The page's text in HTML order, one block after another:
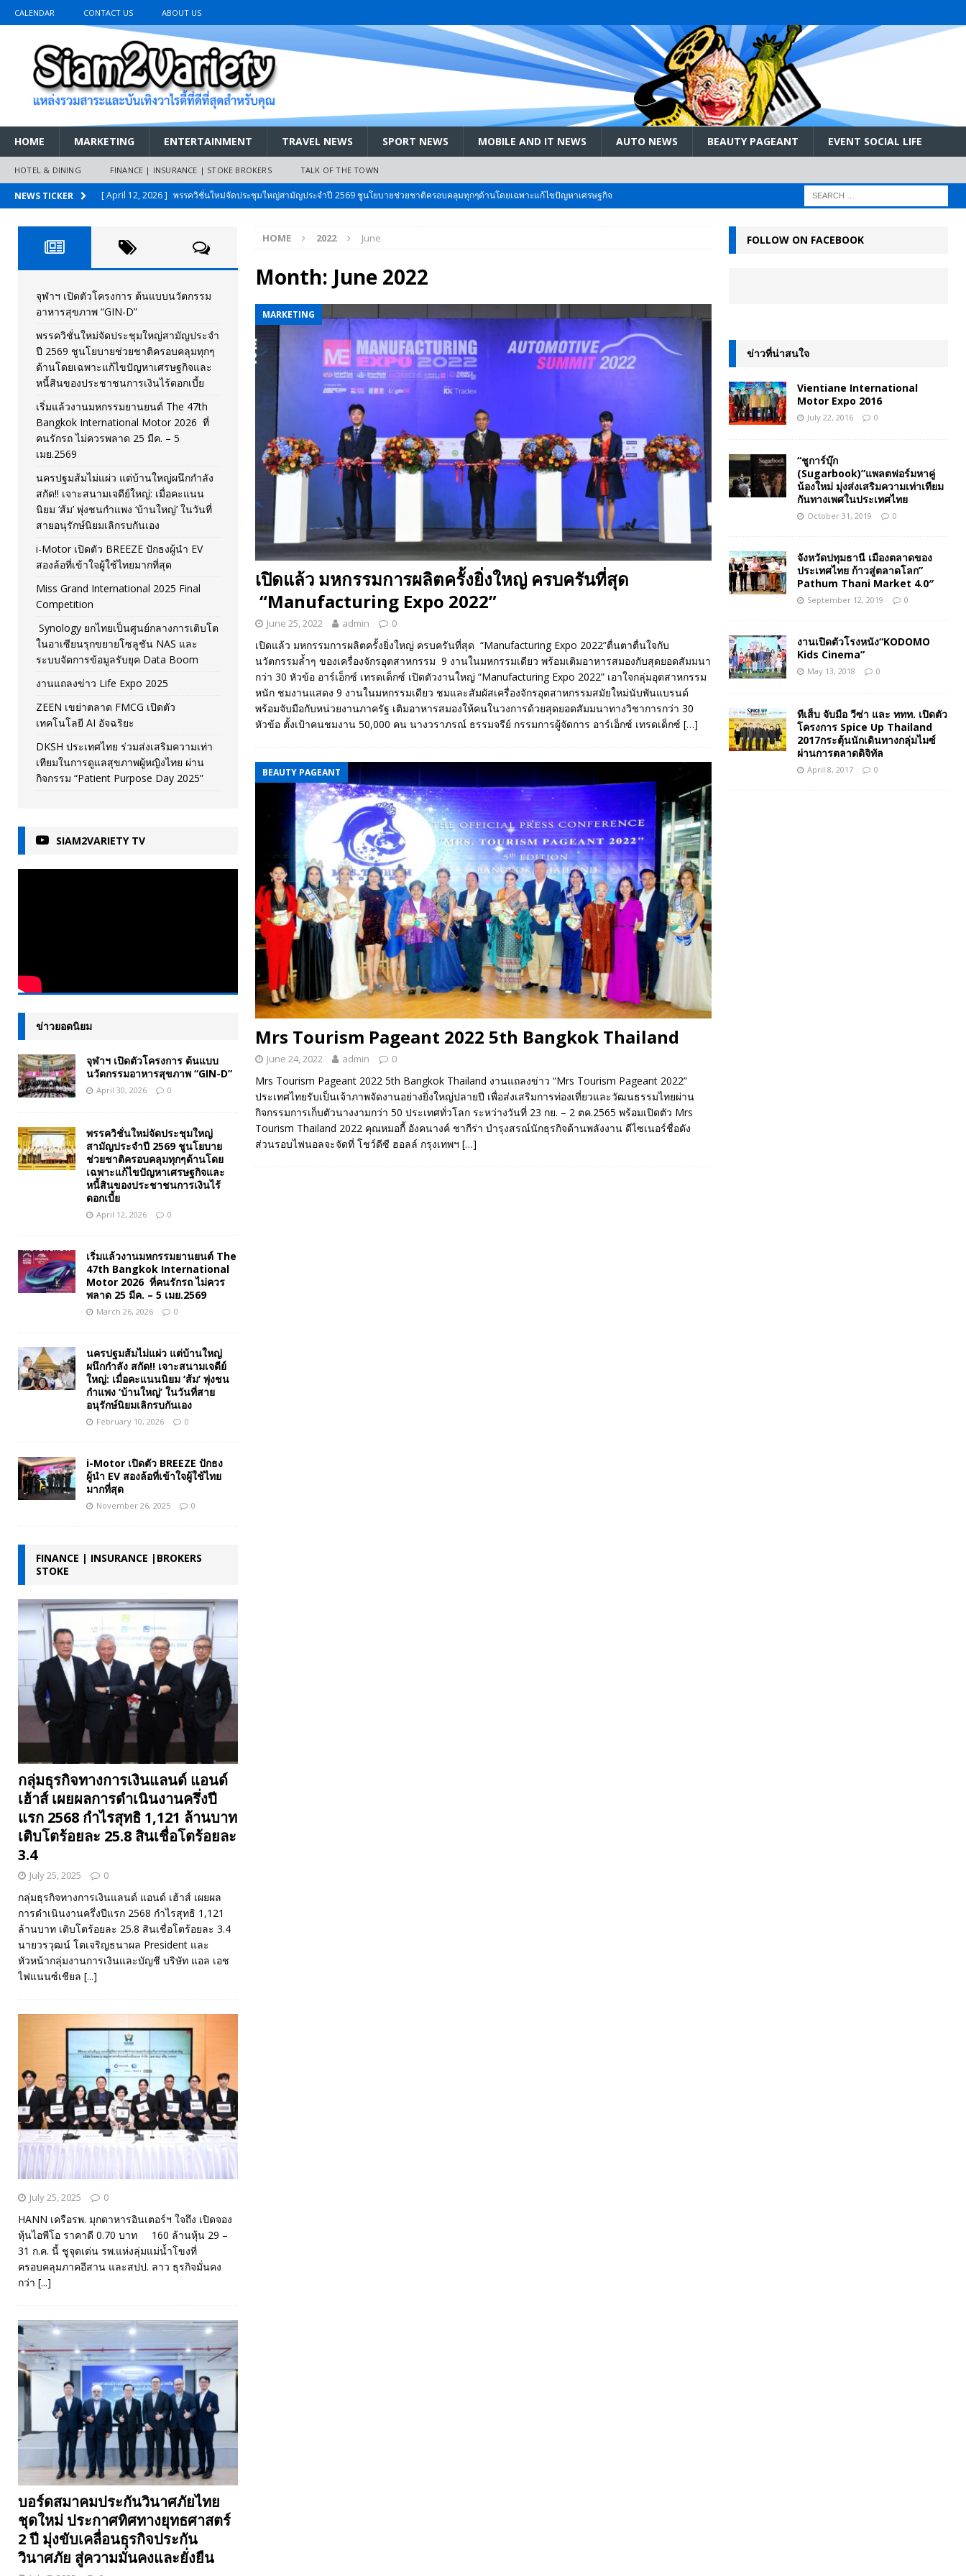
CALENDAR CONTACT US ABOUT US
HOME MARKETING ENTERTAINMENT TRAVEL NEWS SPORT NEWS MOBILE AND IT NEWS AUTO NEWS BEAUTY PAGEANT EVENT SOCIAL LIFE
HOTEL & DINING FINANCE | INSURANCE | STOKE BROKERS TALK OF THE TOWN
NEWS TICKER [ April 12, 2026 ] พรรควิชั่นใหม่จัดประชุมใหญ่สามัญประจำปี 2569 ชูนโยบายช่วยชาติครอบคลุมทุกๆด้านโดยเฉพาะแก้ไขปัญหาเศรษฐกิจ
[ March 26, 2026 ]
เริ่มแล้วงานมหกรรมยานยนต์ The 47th Bangkok International Motor 2026 ที่คนรักรถ ไม่ควรพลาด 25 มีค. – 5
เมย.2569
AUTO NEWS
[ February 10, 2026 ] นครปฐมส้มไม่แผ่ว แต่บ้านใหญ่ผนึกกำลัง สกัด!! เจาะสนามเจดีย์ใหญ่: เมื่อคะแนนนิยม ‘ส้ม’ พุ่งชนกำแพง ‘บ้านใหญ่’ ใน
วันที่สายอนุรักษ์นิยมเลิกรบกันเอง
PR NEWS
[ November 26, 2025 ] i-Motor เปิดตัว BREEZE ปักธงผู้นำ EV สองล้อที่เข้าใจผู้ใช้ไทยมากที่สุด
AUTO NEWS
[ April 30, 2026 ] จุฬาฯ เปิดตัวโครงการ ต้นแบบนวัตกรรมอาหารสุขภาพ “GIN-D” EVENT SOCIAL LIFE
HOME 2022 June
Month: June 2022
MARKETING
เปิดแล้ว มหกรรมการผลิตครั้งยิ่งใหญ่ ครบครันที่สุด
“Manufacturing Expo 2022”
June 25, 2022 admin 0
เปิดแล้ว มหกรรมการผลิตครั้งยิ่งใหญ่ ครบครันที่สุด “Manufacturing Expo 2022”ตื่นตาตื่นใจกับ
นวัตกรรมล้ำๆ ของเครื่องจักรอุตสาหกรรม 9 งานในมหกรรมเดียว พร้อมเติมอาหารสมองกับสุดยอดสัมมนา
กว่า 30 หัวข้อ อาร์เอ็กซ์ เทรดเด็กซ์ เปิดตัวงานใหญ่ “Manufacturing Expo 2022” เอาใจกลุ่มอุตสาหกรรม
หนัก ชมงานแสดง 9 งานในมหกรรมเดียว ชมและสัมผัสเครื่องจักรอุตสาหกรรมสมัยใหม่นับพันแบรนด์
พร้อมจับมือกับหน่วยงานภาครัฐ เติมอาหารสมองให้คนในวงการด้วยสุดยอดสัมมนาทางวิชาการกว่า 30
หัวข้อ ตั้งเป้าคนชมงาน 50,000 คน นางวราภรณ์ ธรรมจรีย์ กรรมการผู้จัดการ อาร์เอ็กซ์ เทรดเด็กซ์ […]
BEAUTY PAGEANT
Mrs Tourism Pageant 2022 5th Bangkok Thailand
June 24, 2022 admin 0
Mrs Tourism Pageant 2022 5th Bangkok Thailand งานแถลงข่าว “Mrs Tourism Pageant 2022”
ประเทศไทยรับเป็นเจ้าภาพจัดงานอย่างยิ่งใหญ่ปลายปี เพื่อส่งเสริมการท่องเที่ยวและวัฒนธรรมไทยผ่าน
กิจกรรมการเก็บตัวนางงามกว่า 50 ประเทศทั่วโลก ระหว่างวันที่ 23 กย. – 2 ตค.2565 พร้อมเปิดตัว Mrs
Tourism Thailand 2022 คุณหมอกี้ อังคนางค์ ชากีร่า บำรุงสรณ์นักธุรกิจด้านพลังงาน ดีไซเนอร์ชื่อดัง
ส่วนรอบไฟนอลจะจัดที่ โชว์ดีซี ฮอลล์ กรุงเทพฯ […]
จุฬาฯ เปิดตัวโครงการ ต้นแบบนวัตกรรม
อาหารสุขภาพ “GIN-D”
พรรควิชั่นใหม่จัดประชุมใหญ่สามัญประจำ
ปี 2569 ชูนโยบายช่วยชาติครอบคลุมทุกๆ
ด้านโดยเฉพาะแก้ไขปัญหาเศรษฐกิจและ
หนี้สินของประชาชนการเงินไร้ดอกเบี้ย
เริ่มแล้วงานมหกรรมยานยนต์ The 47th
Bangkok International Motor 2026 ที่
คนรักรถ ไม่ควรพลาด 25 มีค. – 5
เมย.2569
นครปฐมส้มไม่แผ่ว แต่บ้านใหญ่ผนึกกำลัง
สกัด!! เจาะสนามเจดีย์ใหญ่: เมื่อคะแนน
นิยม ‘ส้ม’ พุ่งชนกำแพง ‘บ้านใหญ่’ ในวันที่
สายอนุรักษ์นิยมเลิกรบกันเอง
i-Motor เปิดตัว BREEZE ปักธงผู้นำ EV
สองล้อที่เข้าใจผู้ใช้ไทยมากที่สุด
Miss Grand International 2025 Final
Competition
Synology ยกไทยเป็นศูนย์กลางการเติบโต
ในอาเซียนรุกขยายโซลูชัน NAS และ
ระบบจัดการข้อมูลรับยุค Data Boom
งานแถลงข่าว Life Expo 2025
ZEEN เขย่าตลาด FMCG เปิดตัว
เทคโนโลยี AI อัจฉริยะ
DKSH ประเทศไทย ร่วมส่งเสริมความเท่า
เทียมในการดูแลสุขภาพผู้หญิงไทย ผ่าน
กิจกรรม “Patient Purpose Day 2025”
SIAM2VARIETY TV
ข่าวยอดนิยม
จุฬาฯ เปิดตัวโครงการ ต้นแบบ
นวัตกรรมอาหารสุขภาพ “GIN-D”
April 30, 2026 0
พรรควิชั่นใหม่จัดประชุมใหญ่
สามัญประจำปี 2569 ชูนโยบาย
ช่วยชาติครอบคลุมทุกๆด้านโดย
เฉพาะแก้ไขปัญหาเศรษฐกิจและ
หนี้สินของประชาชนการเงินไร้
ดอกเบี้ย
April 12, 2026 0
เริ่มแล้วงานมหกรรมยานยนต์ The
47th Bangkok International
Motor 2026 ที่คนรักรถ ไม่ควร
พลาด 25 มีค. – 5 เมย.2569
March 26, 2026 0
นครปฐมส้มไม่แผ่ว แต่บ้านใหญ่
ผนึกกำลัง สกัด!! เจาะสนามเจดีย์
ใหญ่: เมื่อคะแนนนิยม ‘ส้ม’ พุ่งชน
กำแพง ‘บ้านใหญ่’ ในวันที่สาย
อนุรักษ์นิยมเลิกรบกันเอง
February 10, 2026 0
i-Motor เปิดตัว BREEZE ปักธง
ผู้นำ EV สองล้อที่เข้าใจผู้ใช้ไทย
มากที่สุด
November 26, 2025 0
FINANCE | INSURANCE |BROKERS
STOKE
กลุ่มธุรกิจทางการเงินแลนด์ แอนด์
เฮ้าส์ เผยผลการดำเนินงานครึ่งปี
แรก 2568 กำไรสุทธิ 1,121 ล้านบาท
เติบโตร้อยละ 25.8 สินเชื่อโตร้อยละ
3.4
July 25, 2025 0
กลุ่มธุรกิจทางการเงินแลนด์ แอนด์ เฮ้าส์ เผยผล
การดำเนินงานครึ่งปีแรก 2568 กำไรสุทธิ 1,121
ล้านบาท เติบโตร้อยละ 25.8 สินเชื่อโตร้อยละ 3.4
นายวรวุฒน์ โตเจริญธนาผล President และ
หัวหน้ากลุ่มงานการเงินและบัญชี บริษัท แอล เอช
ไฟแนนซ์เชียล [...]
July 25, 2025 0
HANN เครือรพ. มุกดาหารอินเตอร์ฯ ใจถึง เปิดจอง
หุ้นไอพีโอ ราคาดี 0.70 บาท 160 ล้านหุ้น 29 –
31 ก.ค. นี้ ชูจุดเด่น รพ.แห่งลุ่มแม่น้ำโขงที่
ครอบคลุมภาคอีสาน และสปป. ลาว ธุรกิจมั่นคง
กว่า [...]
บอร์ดสมาคมประกันวินาศภัยไทย
ชุดใหม่ ประกาศทิศทางยุทธศาสตร์
2 ปี มุ่งขับเคลื่อนธุรกิจประกัน
วินาศภัย สู่ความมั่นคงและยั่งยืน
FOLLOW ON FACEBOOK
ข่าวที่น่าสนใจ
Vientiane International
Motor Expo 2016
July 22, 2016 0
“ชูการ์บุ๊ก
(Sugarbook)”แพลตฟอร์มหาคู่
น้องใหม่ มุ่งส่งเสริมความเท่าเทียม
กันทางเพศในประเทศไทย
October 31, 2019 0
จังหวัดปทุมธานี เมืองตลาดของ
ประเทศไทย ก้าวสู่ตลาดโลก”
Pathum Thani Market 4.0″
September 12, 2019 0
งานเปิดตัวโรงหนัง“KODOMO
Kids Cinema”
May 13, 2018 0
ทีเส็บ จับมือ วีซ่า และ ททท. เปิดตัว
โครงการ Spice Up Thailand
2017กระตุ้นนักเดินทางกลุ่มไมซ์
ผ่านการตลาดดิจิทัล
April 8, 2017 0